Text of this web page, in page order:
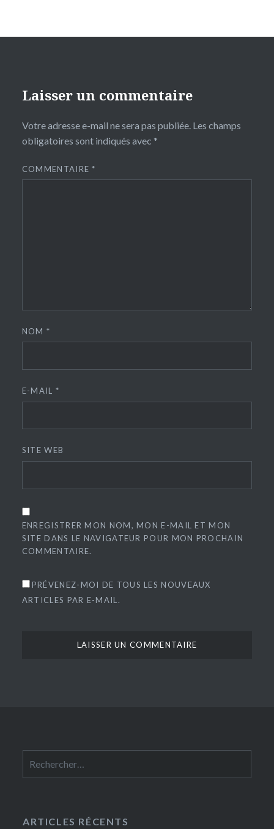
Laisser un commentaire
Votre adresse e-mail ne sera pas publiée. Les champs
obligatoires sont indiqués avec *
COMMENTAIRE*
NOM*
E-MAIL *
SITE WEB
ENREGISTRER MON NOM, MON E-MAIL ET MON
SITE DANS LE NAVIGATEUR POUR MON PROCHAIN
COMMENTAIRE.
PRÉVENEZ-MOI DE TOUS LES NOUVEAUX
ARTICLES PAR E-MAIL.
ARTICLES RÉCENTS